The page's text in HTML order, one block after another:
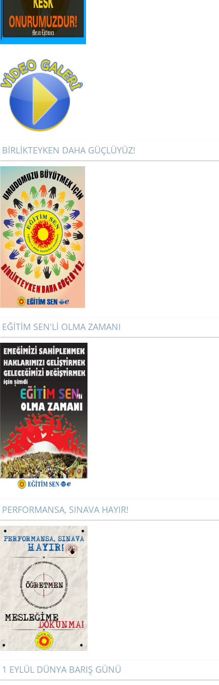
BİRLİKTEYKEN DAHA GÜÇLÜYÜZ!
EĞİTİM SEN'Lİ OLMA ZAMANI
PERFORMANSA, SINAVA HAYIR!
1 EYLÜL DÜNYA BARIŞ GÜNÜ